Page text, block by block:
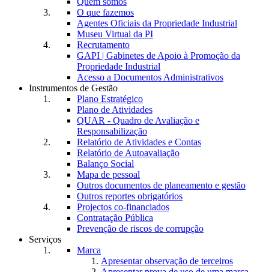
O que fazemos
Agentes Oficiais da Propriedade Industrial
Museu Virtual da PI
Recrutamento
GAPI | Gabinetes de Apoio à Promoção da
Propriedade Industrial
Acesso a Documentos Administrativos
Instrumentos de Gestão
Plano Estratégico
Plano de Atividades
QUAR - Quadro de Avaliação e
Responsabilização
Relatório de Atividades e Contas
Relatório de Autoavaliação
Balanço Social
Mapa de pessoal
Outros documentos de planeamento e gestão
Outros reportes obrigatórios
Projectos co-financiados
Contratação Pública
Prevenção de riscos de corrupção
Serviços
Marca
Apresentar observação de terceiros